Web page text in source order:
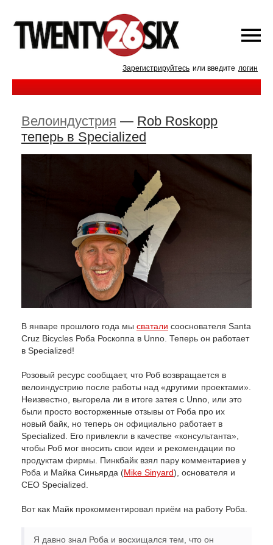
Зарегистрируйтесь или введите логин
Велоиндустрия — Rob Roskopp
теперь в Specialized
В январе прошлого года мы сватали сооснователя Santa
Cruz Bicycles Роба Роскоппа в Unno. Теперь он работает
в Specialized!
Розовый ресурс сообщает, что Роб возвращается в
велоиндустрию после работы над «другими проектами».
Неизвестно, выгорела ли в итоге затея с Unno, или это
были просто восторженные отзывы от Роба про их
новый байк, но теперь он официально работает в
Specialized. Его привлекли в качестве «консультанта»,
чтобы Роб мог вносить свои идеи и рекомендации по
продуктам фирмы. Пинкбайк взял пару комментариев у
Роба и Майка Синьярда (Mike Sinyard), основателя и
CEO Specialized.
Вот как Майк прокомментировал приём на работу Роба.
Я давно знал Роба и восхищался тем, что он